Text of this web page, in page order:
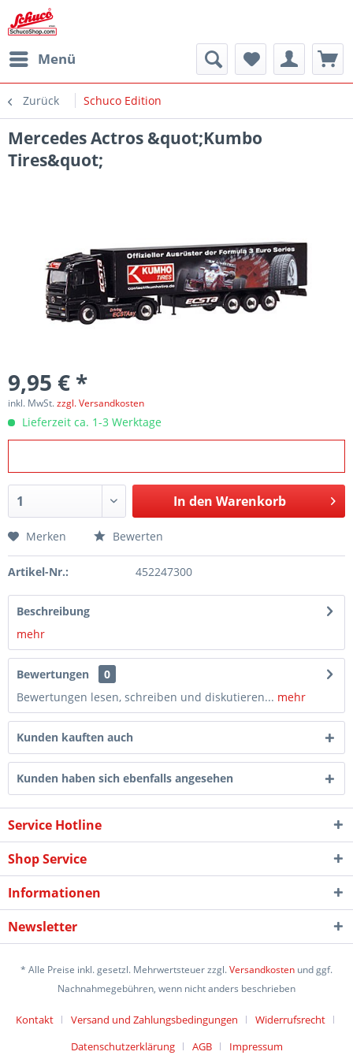
Menü
Zurück Schuco Edition
Mercedes Actros &quot;Kumbo
Tires&quot;
9,95 € *
inkl. MwSt.zzgl. Versandkosten
Lieferzeit ca. 1-3 Werktage
In den Warenkorb
Merken Bewerten
Artikel-Nr.: 452247300
Beschreibung
mehr
Bewertungen
0
Bewertungen lesen, schreiben und diskutieren... mehr
Kunden kauften auch
Kunden haben sich ebenfalls angesehen
Service Hotline
Shop Service
Informationen
Newsletter
* Alle Preise inkl. gesetzl. Mehrwertsteuer zzgl.Versandkosten und ggf.
Nachnahmegebühren, wenn nicht anders beschrieben
Kontakt Versand und Zahlungsbedingungen
Widerrufsrecht
Datenschutzerklärung
AGB Impressum